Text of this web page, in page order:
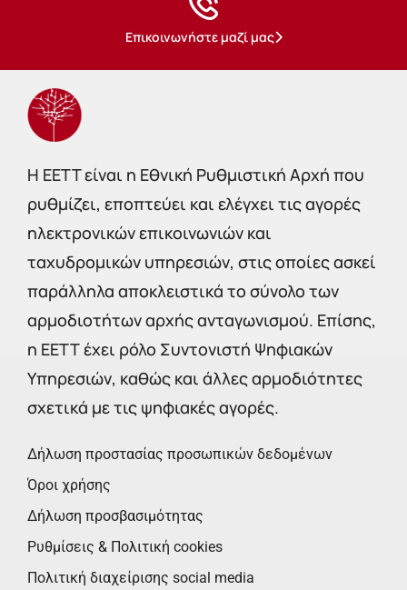
Επικοινωνήστε μαζί μας
Η EETT είναι η Εθνική Ρυθμιστική Αρχή που
ρυθμίζει, εποπτεύει και ελέγχει τις αγορές
ηλεκτρονικών επικοινωνιών και
ταχυδρομικών υπηρεσιών, στις οποίες ασκεί
παράλληλα αποκλειστικά το σύνολο των
αρμοδιοτήτων αρχής ανταγωνισμού. Επίσης,
η ΕΕΤΤ έχει ρόλο Συντονιστή Ψηφιακών
Υπηρεσιών, καθώς και άλλες αρμοδιότητες
σχετικά με τις ψηφιακές αγορές.
Δήλωση προστασίας προσωπικών δεδομένων
Όροι χρήσης
Δήλωση προσβασιμότητας
Ρυθμίσεις & Πολιτική cookies
Πολιτική διαχείρισης social media